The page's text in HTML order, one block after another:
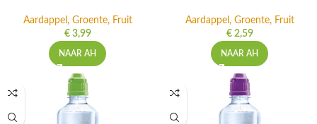
Aardappel, Groente, Fruit
€3,99
NAAR AH
Aardappel, Groente, Fruit
€2,59
NAAR AH